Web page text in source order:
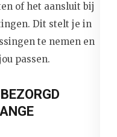
of het aansluit bij
Dit stelt je in
te nemen en
passen.